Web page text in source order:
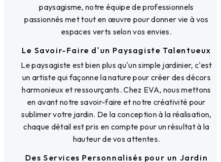
paysagisme, notre équipe de professionnels
passionnés met tout en œuvre pour donner vie à vos
espaces verts selon vos envies.
Le Savoir-Faire d'un Paysagiste Talentueux
Le paysagiste est bien plus qu'un simple jardinier, c'est
un artiste qui façonne la nature pour créer des décors
harmonieux et ressourçants. Chez EVA, nous mettons
en avant notre savoir-faire et notre créativité pour
sublimer votre jardin. De la conception à la réalisation,
chaque détail est pris en compte pour un résultat à la
hauteur de vos attentes.
Des Services Personnalisés pour un Jardin